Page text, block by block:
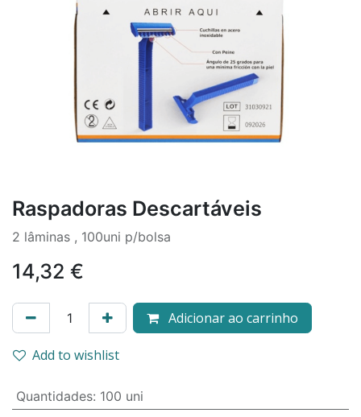
Raspadoras Descartáveis
2 lâminas , 100uni p/bolsa
14,32 €
Adicionar ao carrinho
Add to wishlist
Quantidades: 100 uni